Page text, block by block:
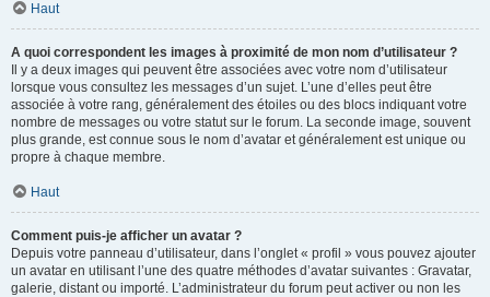
Haut
A quoi correspondent les images à proximité de mon nom d’utilisateur ?
Il y a deux images qui peuvent être associées avec votre nom d’utilisateur
lorsque vous consultez les messages d’un sujet. L’une d’elles peut être
associée à votre rang, généralement des étoiles ou des blocs indiquant votre
nombre de messages ou votre statut sur le forum. La seconde image, souvent
plus grande, est connue sous le nom d’avatar et généralement est unique ou
propre à chaque membre.
Haut
Comment puis-je afficher un avatar ?
Depuis votre panneau d’utilisateur, dans l’onglet « profil » vous pouvez ajouter
un avatar en utilisant l’une des quatre méthodes d’avatar suivantes : Gravatar,
galerie, distant ou importé. L’administrateur du forum peut activer ou non les